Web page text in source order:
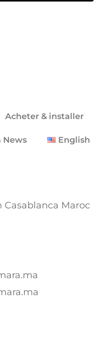
Acheter & installer
News English
Casablanca Maroc